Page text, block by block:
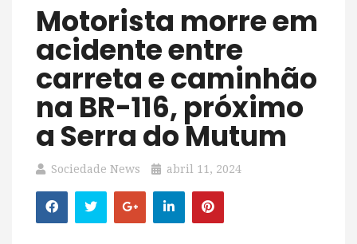
Motorista morre em
acidente entre
carreta e caminhão
na BR-116, próximo
a Serra do Mutum
Sociedade News abril 11, 2024